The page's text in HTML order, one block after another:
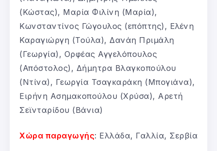
(Κώστας), Μαρία Φιλίνη (Μαρία),
Κωνσταντίνος Γώγουλος (επόπτης), Ελένη
Καραγιώργη (Τούλα), Δανάη Πριμάλη
(Γεωργία), Ορφέας Αγγελόπουλος
(Απόστολος), Δήμητρα Βλαγκοπούλου
(Ντίνα), Γεωργία Τσαγκαράκη (Μπογιάνα),
Ειρήνη Ασημακοπούλου (Χρύσα), Αρετή
Σεϊνταρίδου (Βάνια)
Χώρα παραγωγής: Ελλάδα, Γαλλία, Σερβία